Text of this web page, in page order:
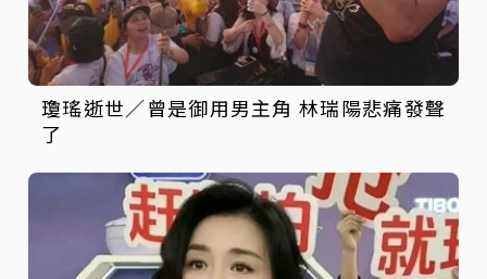
瓊瑤逝世／曾是御用男主角 林瑞陽悲痛發聲
了